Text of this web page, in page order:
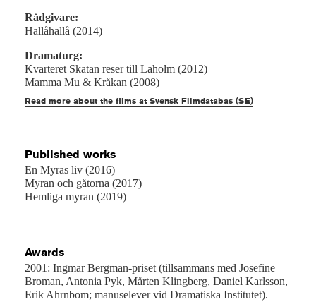
Rådgivare:
Hallåhallå (2014)
Dramaturg:
Kvarteret Skatan reser till Laholm (2012)
Mamma Mu & Kråkan (2008)
Read more about the films at Svensk Filmdatabas (SE)
Published works
En Myras liv (2016)
Myran och gåtorna (2017)
Hemliga myran (2019)
Awards
2001: Ingmar Bergman-priset (tillsammans med Josefine
Broman, Antonia Pyk, Mårten Klingberg, Daniel Karlsson,
Erik Ahrnbom; manuselever vid Dramatiska Institutet).